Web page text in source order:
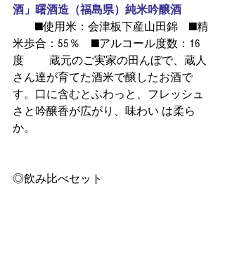
酒」曙酒造（福島県）純米吟醸酒
■使用米：会津板下産山田錦 ■精
米歩合：55％ ■アルコール度数：16
度   蔵元のご実家の田んぼで、蔵人
さん達が育てた酒米で醸したお酒で
す。口に含むとふわっと、フレッシュ
さと吟醸香が広がり、味わい は柔ら
か。
◎飲み比べセット